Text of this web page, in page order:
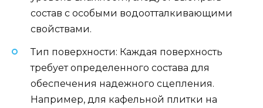
состав с особыми водоотталкивающими
свойствами.
Тип поверхности: Каждая поверхность
требует определенного состава для
обеспечения надежного сцепления.
Например, для кафельной плитки на